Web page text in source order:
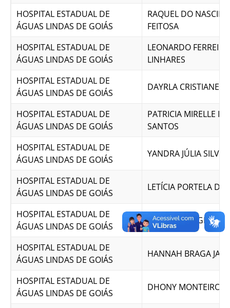
HOSPITAL ESTADUAL DE
ÁGUAS LINDAS DE GOIÁS
RAQUEL DO
FEITOSA
HOSPITAL ESTADUAL DE
ÁGUAS LINDAS DE GOIÁS
LEONARDO FERREIRA
LINHARES
HOSPITAL ESTADUAL DE
ÁGUAS LINDAS DE GOIÁS
DAYRLA CRISTIANE
HOSPITAL ESTADUAL DE
ÁGUAS LINDAS DE GOIÁS
PATRICIA MIRELLE
SANTOS
HOSPITAL ESTADUAL DE
ÁGUAS LINDAS DE GOIÁS
YANDRA JÚLIA SILVA
HOSPITAL ESTADUAL DE
ÁGUAS LINDAS DE GOIÁS
LETÍCIA PORTELA DE
HOSPITAL ESTADUAL DE
ÁGUAS LINDAS DE GOIÁS
DAYENE BORGES DA
HOSPITAL ESTADUAL DE
ÁGUAS LINDAS DE GOIÁS
HANNAH BRAGA
HOSPITAL ESTADUAL DE
ÁGUAS LINDAS DE GOIÁS
DHONY MONTEIRO